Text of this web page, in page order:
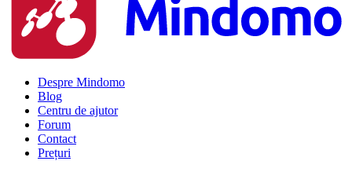
Despre Mindomo
Blog
Centru de ajutor
Forum
Contact
Prețuri